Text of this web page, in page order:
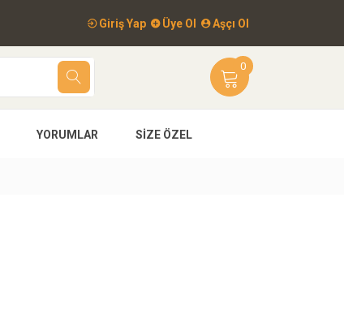
Giriş Yap Üye Ol Aşçı Ol
0
YORUMLAR SIZE ÖZEL